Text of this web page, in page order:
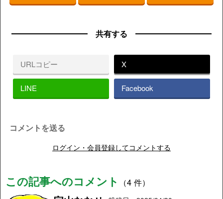
共有する
URLコピー X
LINE Facebook
コメントを送る
ログイン・会員登録してコメントする
この記事へのコメント （4 件）